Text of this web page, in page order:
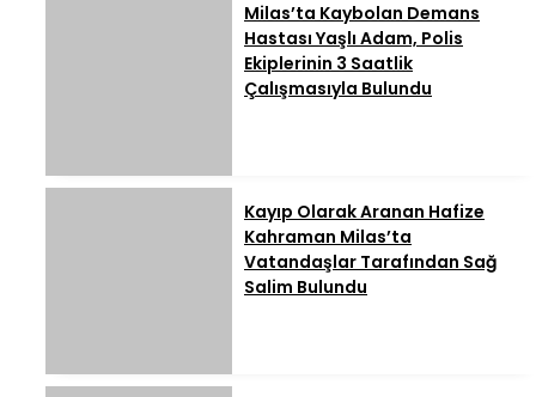
Milas’ta Kaybolan Demans
Hastası Yaşlı Adam, Polis
Ekiplerinin 3 Saatlik
Çalışmasıyla Bulundu
Kayıp Olarak Aranan Hafize
Kahraman Milas’ta
Vatandaşlar Tarafından Sağ
Salim Bulundu